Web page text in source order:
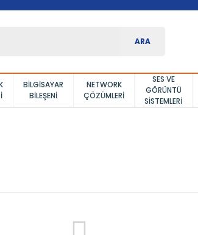
ARA
BILGISAYAR
BILEŞENI
NETWORK
ÇÖZÜMLERI
SES VE
GÖRÜNTÜ
SISTEMLERI